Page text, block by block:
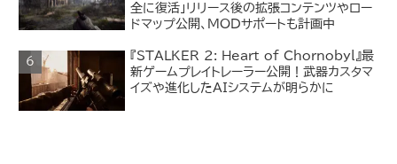
全に復活」リリース後の拡張コンテンツやロー
ドマップ公開、MODサポートも計画中
『STALKER 2: Heart of Chornobyl』最
新ゲームプレイトレーラー公開！武器カスタマ
イズや進化したAIシステムが明らかに